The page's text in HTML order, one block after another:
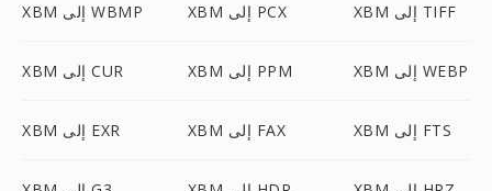
XBM إلى WBMP XBM إلى PCX XBM إلى TIFF
XBM إلى CUR XBM إلى PPM XBM إلى WEBP
XBM إلى EXR XBM إلى FAX XBM إلى FTS